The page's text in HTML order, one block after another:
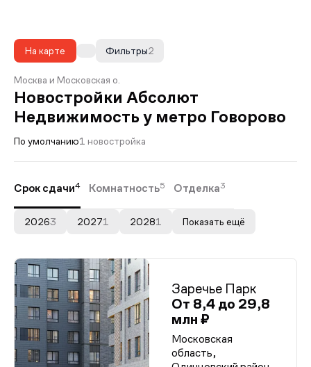
На карте 2
Фильтры
Москва и Московская о.
Новостройки Абсолют
Недвижимость у метро Говорово
По умолчанию1 новостройка
Срок сдачи4 Комнатность5 Отделка3
20263 20271 20281 Показать ещё
Заречье Парк
От 8,4 до 29,8
млн ₽
Московская
область,